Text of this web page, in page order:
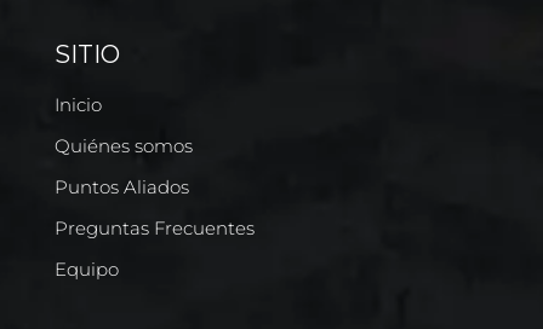
SITIO
Inicio
Quiénes somos
Puntos Aliados
Preguntas Frecuentes
Equipo